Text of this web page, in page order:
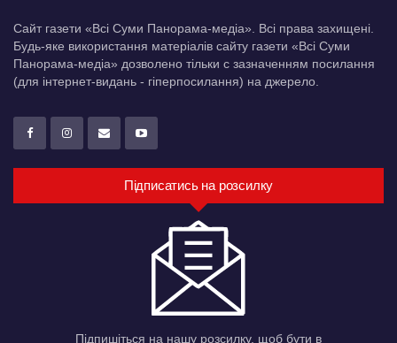
Сайт газети «Всі Суми Панорама-медіа». Всі права захищені.
Будь-яке використання матеріалів сайту газети «Всі Суми
Панорама-медіа» дозволено тільки c зазначенням посилання
(для інтернет-видань - гіперпосилання) на джерело.
Підписатись на розсилку
Підпишіться на нашу розсилку, щоб бути в